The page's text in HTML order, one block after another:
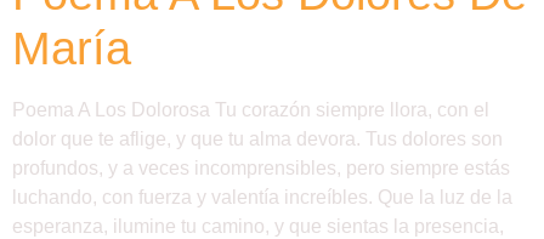
María
Poema A Los Dolorosa Tu corazón siempre llora, con el
dolor que te aflige, y que tu alma devora. Tus dolores son
profundos, y a veces incomprensibles, pero siempre estás
luchando, con fuerza y valentía increíbles. Que la luz de la
esperanza, ilumine tu camino, y que sientas la presencia,